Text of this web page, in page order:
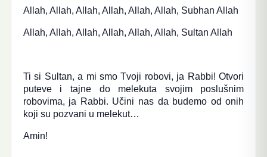
Allah, Allah, Allah, Allah, Allah, Allah, Subhan Allah
Allah, Allah, Allah, Allah, Allah, Allah, Sultan Allah
Ti si Sultan, a mi smo Tvoji robovi, ja Rabbi! Otvori
puteve i tajne do melekuta svojim poslušnim
robovima, ja Rabbi. Učini nas da budemo od onih
koji su pozvani u melekut…
Amin!